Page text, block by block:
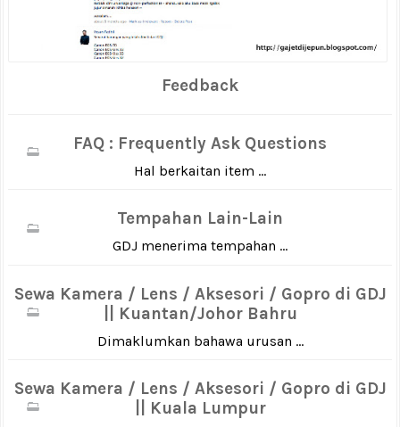
Feedback
FAQ : Frequently Ask Questions
Hal berkaitan item ...
Tempahan Lain-Lain
GDJ menerima tempahan ...
Sewa Kamera / Lens / Aksesori / Gopro di GDJ
|| Kuantan/Johor Bahru
Dimaklumkan bahawa urusan ...
Sewa Kamera / Lens / Aksesori / Gopro di GDJ
|| Kuala Lumpur